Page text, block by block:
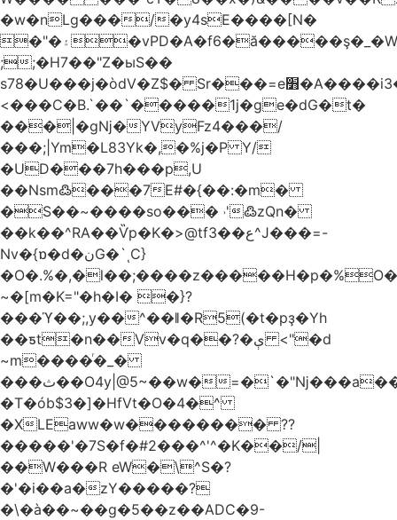
�w�nLg���/�y4sE����[N�
�"�۽�vPD�A�f6�ă�����ş�_�W]�y�����N���
;;�H7��"Z�ыS��
s78�U���j�òdV�Z$� Sr���=e׻�A����i3�J�T�xDq2F\<����<⡛��+Zn�z� ss���tⵚÑ5��n(Rh����~�0��!
<���C�B.`��`�����1j�ge�dG�t�
���|�gǋ�YVyFz4���/
���;|Ym�L83Yk�,�%j�P Y/
�UD���7h���p,U
��Nsm߷���7E#�{��:�m�
�S��~����so��� ˒'߷zQn�
��k��^RA��Ѷp�K�>@tf3��ع^J���=-
Nv�{ɒ�d�نG�`ͺC}
~�[m�K="�h�I� �}?
���ϓ��;,y��^��ǁ�R5(�t�pҙ�Υh
��ƽt�n��Vv�q��?�ې <"�d
~m����ͬ�_�
���ث��O4y|@5~��w�=�`�"ǋ���a��^�a�9՗Ϊ��=B<�cT
�T�ób$3�]�HfVt�O�4�^
�XLEaww�w�������� ??
�����'�7S�f�#2���^'^�K��/|
��W���R eW�\^S�?
�'�i��a�zY�����?
�\�à��~��g�5��z��ADC�9-